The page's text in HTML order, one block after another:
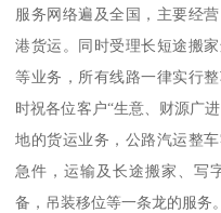
服务网络遍及全国，主要经
港货运。同时受理长短途搬
等业务，所有线路一律实行
时祝各位客户“生意、财源广
地的货运业务，公路汽运整
急件，运输及长途搬家、写
备，吊装移位等一条龙的服务。